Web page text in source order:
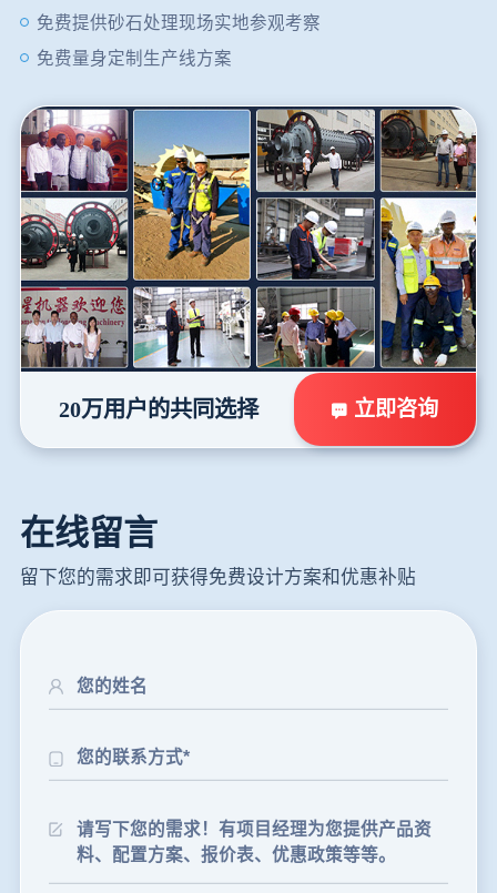
免费提供砂石处理现场实地参观考察
免费量身定制生产线方案
20万用户的共同选择 立即咨询
在线留言
留下您的需求即可获得免费设计方案和优惠补贴
24分钟前 朱先生留言：制砂机3000吨一套多少钱？
35分钟前 张先生留言：碎石机有几种型号？碎石机械设备一套价格？
46分钟前 武先生留言：年产100万吨机制砂，用什么设备？